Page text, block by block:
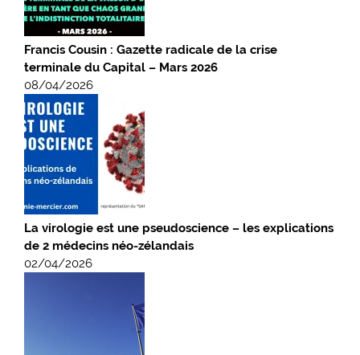
Francis Cousin : Gazette radicale de la crise
terminale du Capital – Mars 2026
08/04/2026
La virologie est une pseudoscience – les explications
de 2 médecins néo-zélandais
02/04/2026